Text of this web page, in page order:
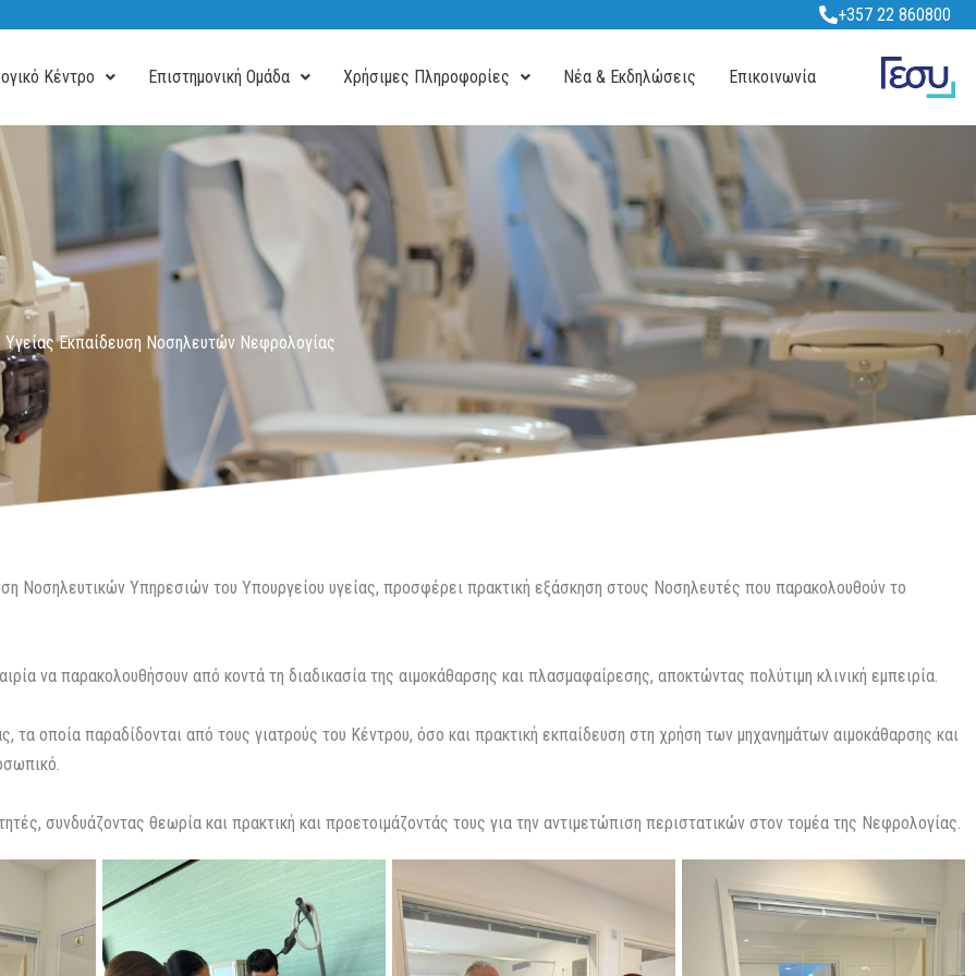
+357 22 860800
Κέντρο Επιστημονική Ομάδα Χρήσιμες Πληροφορίες Νέα & Εκδηλώσεις Επικοινωνία
Εκπαίδευση Νοσηλευτών Νεφρολογίας
Νοσηλευτικών Υπηρεσιών του Υπουργείου υγείας, προσφέρει πρακτική εξάσκηση στους Νοσηλευτές που παρακολουθούν το
να παρακολουθήσουν από κοντά τη διαδικασία της αιμοκάθαρσης και πλασμαφαίρεσης, αποκτώντας πολύτιμη κλινική εμπειρία.
οποία παραδίδονται από τους γιατρούς του Κέντρου, όσο και πρακτική εκπαίδευση στη χρήση των μηχανημάτων αιμοκάθαρσης και
συνδυάζοντας θεωρία και πρακτική και προετοιμάζοντάς τους για την αντιμετώπιση περιστατικών στον τομέα της Νεφρολογίας.